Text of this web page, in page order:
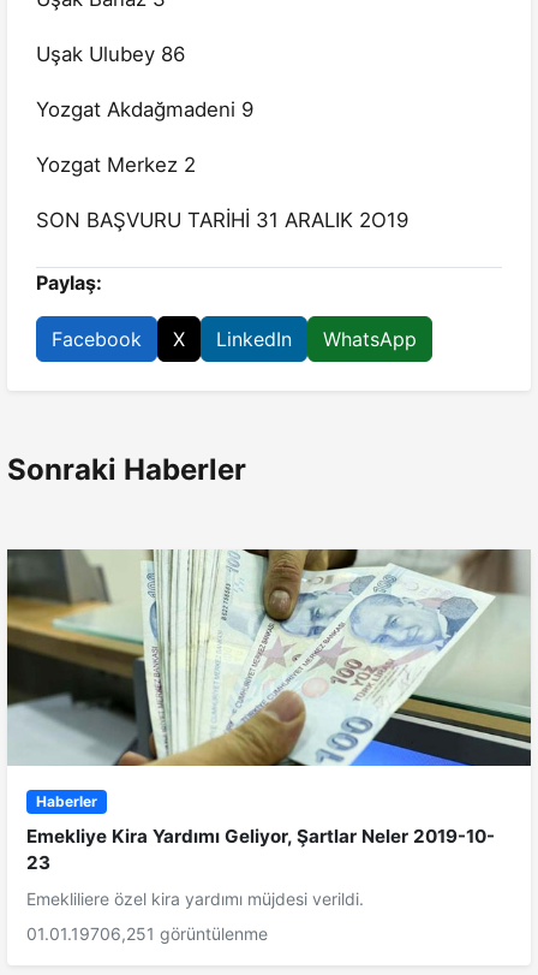
Uşak Ulubey 86
Yozgat Akdağmadeni 9
Yozgat Merkez 2
SON BAŞVURU TARİHİ 31 ARALIK 2O19
Paylaş:
Facebook X LinkedIn WhatsApp
Sonraki Haberler
Haberler
Emekliye Kira Yardımı Geliyor, Şartlar Neler 2019-10-
23
Emekliliere özel kira yardımı müjdesi verildi.
01.01.19706,251 görüntülenme